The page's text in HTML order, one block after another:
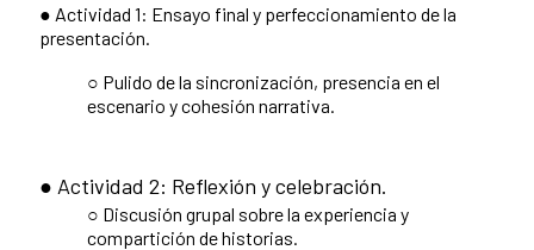
● Actividad 1: Ensayo final y perfeccionamiento de la
presentación.
○ Pulido de la sincronización, presencia en el
escenario y cohesión narrativa.
● Actividad 2: Reflexión y celebración.
○ Discusión grupal sobre la experiencia y
compartición de historias.